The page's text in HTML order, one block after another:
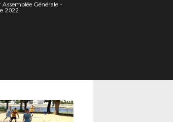
Assemblée Générale -
2022